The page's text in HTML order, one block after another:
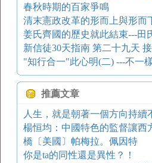
春秋時期的百家爭鳴
姜氏齊國的歷史就此結束---田
新信徒30天指南 第二十九天
"知行合一"此心明(二) ---不一
推薦文章
人生，就是朝著一個方向持續
楊恒均：中國特色的監督讓西
橋〔美國〕帕梅拉。佩因特
你是ta的同性還是異性？！